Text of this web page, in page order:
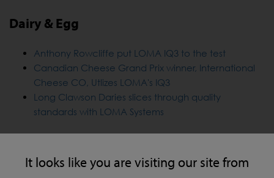
It looks like you are visiting our site from
Dairy & Egg
Anthony Rowcliffe put LOMA IQ3 to the test
Canadian Cheese Grand Prix winner, International
Cheese CO, Utlizes LOMA's IQ3
Long Clawson Daries slices through quality
standards with LOMA Systems
LOMA helps Jardox to achieve the gold standard in